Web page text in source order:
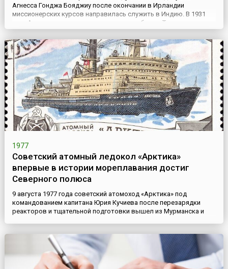
Агнесса Гонджа Бояджиу после окончании в Ирландии
миссионерских курсов направилась служить в Индию. В 1931
году Агнесса приняла постриг и взяла себе имя Тереза в честь
французской монахини-кармелитки Терезы из Лизье, известной
своей добротой и милосердием.Монастырь Лореток, где с...
1977
Советский атомный ледокол «Арктика»
впервые в истории мореплавания достиг
Северного полюса
9 августа 1977 года советский атомоход «Арктика» под
командованием капитана Юрия Кучиева после перезарядки
реакторов и тщательной подготовки вышел из Мурманска и
достичь Северного полюса. Кроме того следовало проверить
возможности нового ледокола, спущенного на воду всего за ...